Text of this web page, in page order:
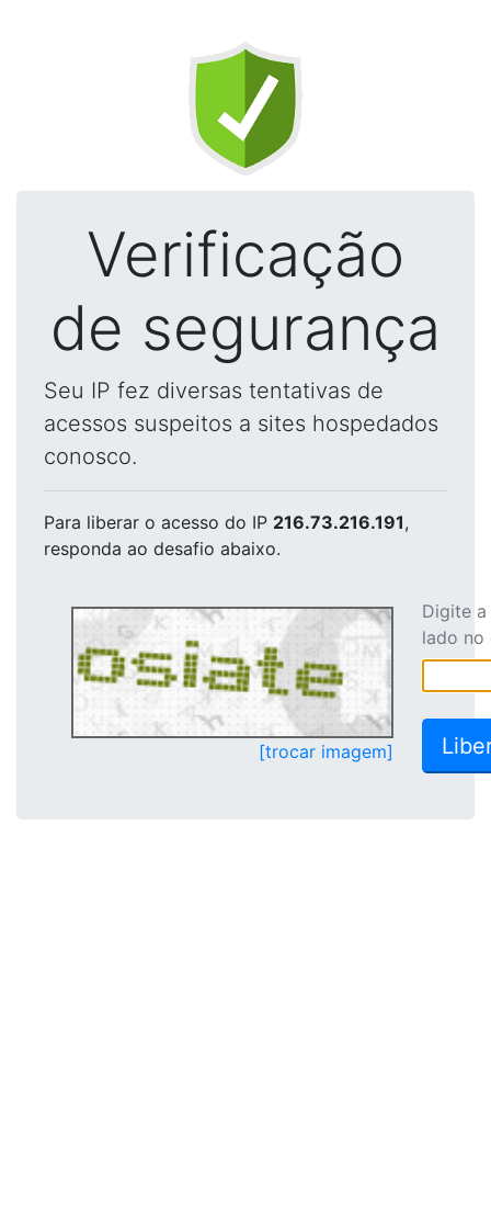
Verificação
de segurança
Seu IP fez diversas tentativas de
acessos suspeitos a sites hospedados
conosco.
Para liberar o acesso do IP 216.73.216.191,
responda ao desafio abaixo.
[trocar imagem]
Digite
lado no